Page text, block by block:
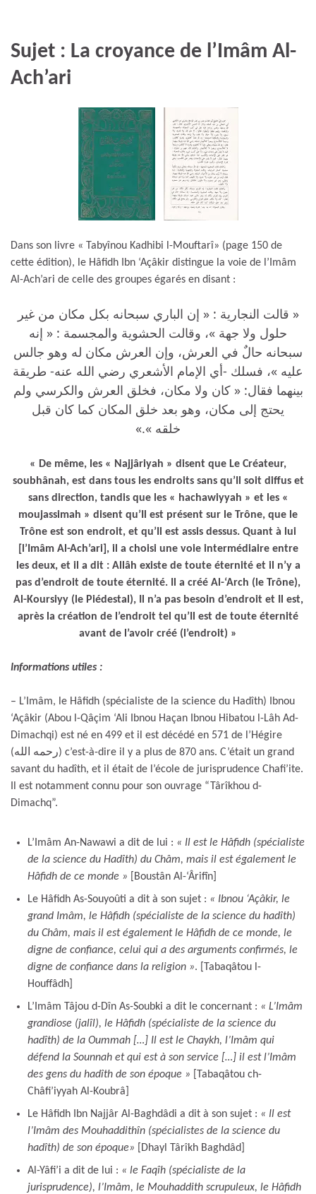
Sujet : La croyance de l’Imâm Al-
Ach’ari
Dans son livre « Tabyînou Kadhibi l-Mouftarî» (page 150 de
cette édition), le Hâfidh Ibn ‘Açâkir distingue la voie de l’Imâm
Al-Ach’ari de celle des groupes égarés en disant :
« قالت النجارية : « إن الباري سبحانه بكل مكان من غير
حلول ولا جهة »، وقالت الحشوية والمجسمة : « إنه
سبحانه حالٌ في العرش، وإن العرش مكان له وهو جالس
عليه »، فسلك -أي الإمام الأشعري رضي الله عنه- طريقة
بينهما فقال: « كان ولا مكان، فخلق العرش والكرسي ولم
يحتج إلى مكان، وهو بعد خلق المكان كما كان قبل
خلقه ».»
« De même, les « Najjâriyah » disent que Le Créateur,
soubhânah, est dans tous les endroits sans qu’Il soit diffus et
sans direction, tandis que les « hachawiyyah » et les «
moujassimah » disent qu’Il est présent sur le Trône, que le
Trône est son endroit, et qu’Il est assis dessus. Quant à lui
[l’Imâm Al-Ach’ari], il a choisi une voie intermédiaire entre
les deux, et il a dit : Allâh existe de toute éternité et il n’y a
pas d’endroit de toute éternité. Il a créé Al-‘Arch (le Trône),
Al-Koursiyy (le Piédestal), Il n’a pas besoin d’endroit et Il est,
après la création de l’endroit tel qu’Il est de toute éternité
avant de l’avoir créé (l’endroit) »
Informations utiles :
– L’Imâm, le Hâfidh (spécialiste de la science du Hadîth) Ibnou
‘Açâkir (Abou l-Qâçim ‘Ali Ibnou Haçan Ibnou Hibatou l-Lâh Ad-
Dimachqi) est né en 499 et il est décédé en 571 de l’Hégire
(رحمه الله) c’est-à-dire il y a plus de 870 ans. C’était un grand
savant du hadîth, et il était de l’école de jurisprudence Chafi’ite.
Il est notamment connu pour son ouvrage “Târîkhou d-
Dimachq”.
L’Imâm An-Nawawi a dit de lui : « Il est le Hâfidh (spécialiste
de la science du Hadîth) du Châm, mais il est également le
Hâfidh de ce monde » [Boustân Al-‘Ârifîn]
Le Hâfidh As-Souyoûti a dit à son sujet : « Ibnou ‘Açâkir, le
grand Imâm, le Hâfidh (spécialiste de la science du hadîth)
du Châm, mais il est également le Hâfidh de ce monde, le
digne de confiance, celui qui a des arguments confirmés, le
digne de confiance dans la religion ». [Tabaqâtou l-
Houffâdh]
L’Imâm Tâjou d-Dîn As-Soubki a dit le concernant : « L’Imâm
grandiose (jalîl), le Hâfidh (spécialiste de la science du
hadîth) de la Oummah […] Il est le Chaykh, l’Imâm qui
défend la Sounnah et qui est à son service […] il est l’Imâm
des gens du hadîth de son époque »
[Tabaqâtou ch-
Châfi’iyyah Al-Koubrâ]
Le Hâfidh Ibn Najjâr Al-Baghdâdi a dit à son sujet : « Il est
l’Imâm des Mouhaddithîn (spécialistes de la science du
hadîth) de son époque» [Dhayl Târîkh Baghdâd]
Al-Yâfi’i a dit de lui : « le Faqîh (spécialiste de la
jurisprudence), l’Imâm, le Mouhaddith scrupuleux, le Hâfidh